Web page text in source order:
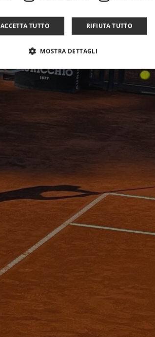
ACCETTA TUTTO RIFIUTA TUTTO
MOSTRA DETTAGLI